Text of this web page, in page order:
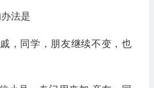
法是
，同学，朋友继续不变，也